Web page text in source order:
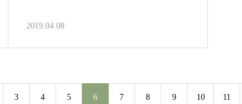
2019.04.08
3 4 5 6 7 8 9 10 11